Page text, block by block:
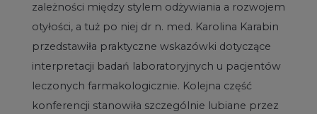
zależności między stylem odżywiania a rozwojem
otyłości, a tuż po niej dr n. med. Karolina Karabin
przedstawiła praktyczne wskazówki dotyczące
interpretacji badań laboratoryjnych u pacjentów
leczonych farmakologicznie. Kolejna część
konferencji stanowiła szczególnie lubiane przez